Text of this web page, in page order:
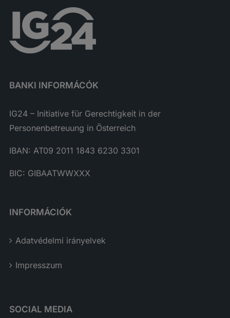
BANKI INFORMÁCÓK
IG24 – Initiative für Gerechtigkeit in der
Personenbetreuung in Österreich
IBAN: AT09 2011 1843 6230 3301
BIC: GIBAATWWXXX
INFORMÁCIÓK
Adatvédelmi irányelvek
Impresszum
SOCIAL MEDIA